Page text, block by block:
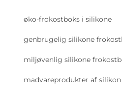
øko-frokostboks i silikone
genbrugelig silikone
miljøvenlig silikone
madvareprodukter af silikon